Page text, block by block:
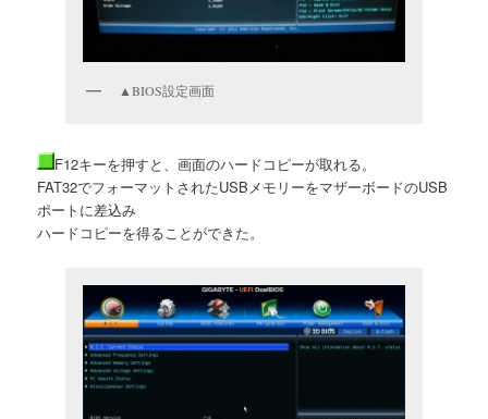
▲BIOS設定画面
F12キーを押すと、画面のハードコピーが取れる。
FAT32でフォーマットされたUSBメモリーをマザーボードのUSB
ポートに差込み
ハードコピーを得ることができた。